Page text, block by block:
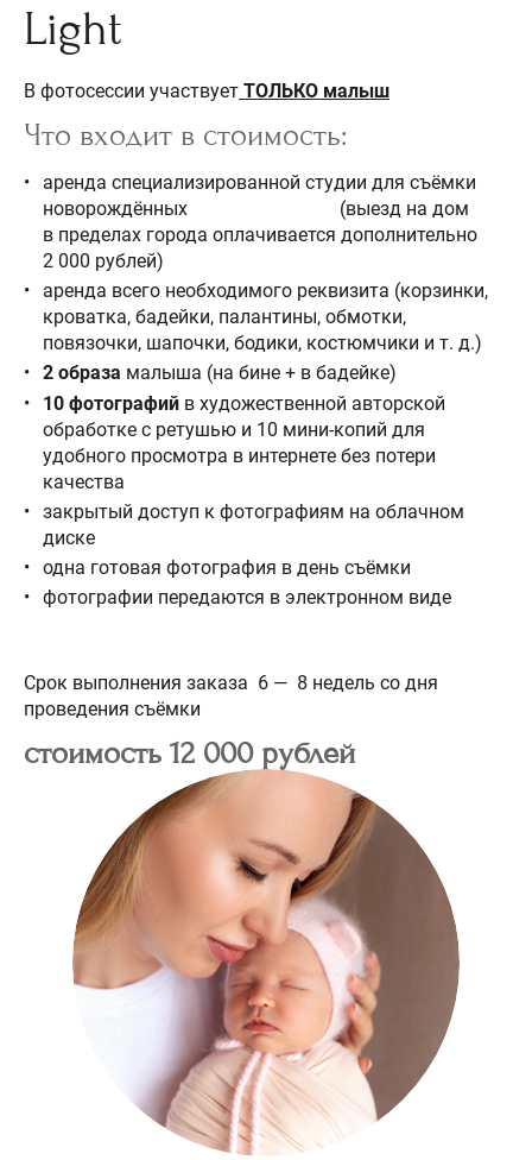
Light
В фотосессии участвует ТОЛЬКО малыш
Что входит в стоимость:
аренда специализированной студии для съёмки
новорождённых (выезд на дом
в пределах города оплачивается дополнительно
2 000 рублей)
аренда всего необходимого реквизита (корзинки,
кроватка, бадейки, палантины, обмотки,
повязочки, шапочки, бодики, костюмчики и т. д.)
2 образа малыша (на бине + в бадейке)
10 фотографий в художественной авторской
обработке с ретушью и 10 мини-копий для
удобного просмотра в интернете без потери
качества
закрытый доступ к фотографиям на облачном
диске
одна готовая фотография в день съёмки
фотографии передаются в электронном виде
Срок выполнения заказа 6 — 8 недель со дня
проведения съёмки
стоимость 12 000 рублей